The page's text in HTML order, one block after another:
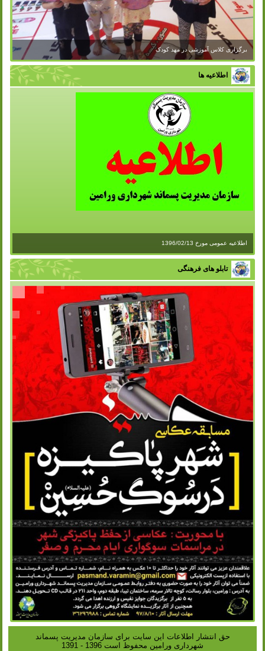
برگزاری کلاس آموزشی در مهد کودک
اطلاعیه ها
اطلاعیه عمومی مورخ 1396/02/13
تابلو های فرهنگی
حق انتشار اطلاعات این سایت براى سازمان مدیریت پسماند
شهردارى ورامین محفوظ است 1396 - 1391